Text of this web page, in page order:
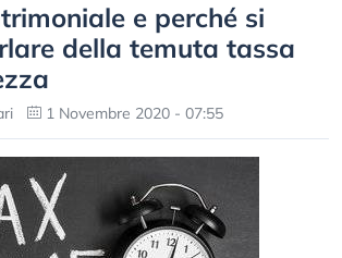
e perché si
della temuta tassa
1 Novembre 2020 - 07:55